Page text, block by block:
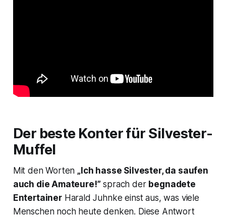
Der beste Konter für Silvester-
Muffel
Mit den Worten „Ich hasse Silvester, da saufen
auch die Amateure!” sprach der begnadete
EntertainerHarald Juhnke einst aus, was viele
Menschen noch heute denken. Diese Antwort